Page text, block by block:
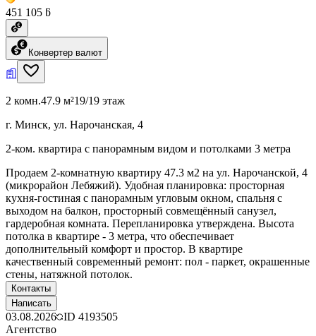
451 105 ƃ
Конвертер валют
2 комн.47.9 м²19/19 этаж
г. Минск, ул. Нарочанская, 4
2-ком. квартира с панорамным видом и потолками 3 метра
Продаем 2-комнатную квартиру 47.3 м2 на ул. Нарочанской, 4
(микрорайон Лебяжий). Удобная планировка: просторная
кухня-гостиная с панорамным угловым окном, спальня с
выходом на балкон, просторный совмещённый санузел,
гардеробная комната. Перепланировка утверждена. Высота
потолка в квартире - 3 метра, что обеспечивает
дополнительный комфорт и простор. В квартире
качественный современный ремонт: пол - паркет, окрашенные
стены, натяжной потолок.
Контакты
Написать
03.08.2026 ID 4193505
Агентство